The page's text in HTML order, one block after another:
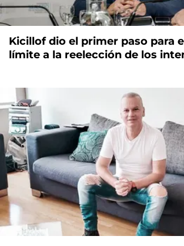
Kicillof dio el primer paso para
límite a la reelección de los